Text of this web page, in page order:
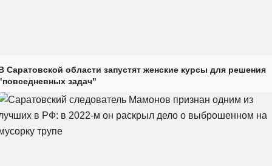
Саратовской области запустят женские курсы для решения
задач"